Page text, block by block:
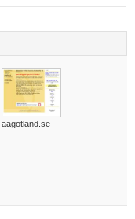
aagotland.se